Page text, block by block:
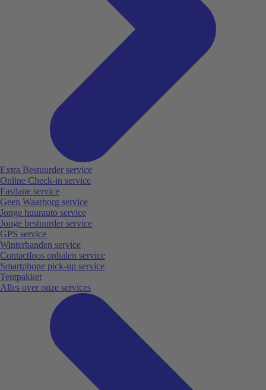
Extra Bestuurder service
Online Check-in service
Fastlane service
Geen Waarborg service
Jonge huurauto service
Jonge bestuurder service
GPS service
Winterbanden service
Contactloos ophalen service
Smartphone pick-up service
Tentpakket
Alles over onze services